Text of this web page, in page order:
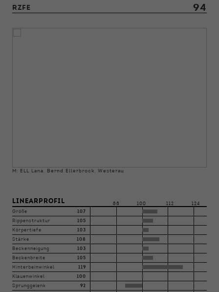
RZFE 94
M: ELL Lana, Bernd Ellerbrock, Westerau
LINEARPROFIL 88 100 112
124
Größe
107
Rippenstruktur 105
Körpertiefe 103
Stärke 108
Beckenneigung 103
Beckenbreite 105
Hinterbeinwinkel 119
Klauenwinkel 100
Sprunggelenk 92